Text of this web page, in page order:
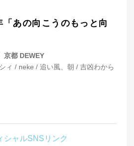
あの向こうのもっと向
京都 DEWEY
ィ / neke / 追い風、朝 / 吉凶わから
シャルSNSリンク